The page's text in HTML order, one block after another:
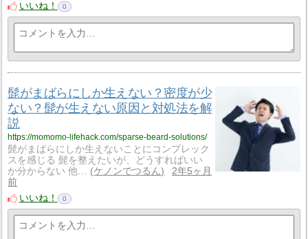
いいね！
0
髭がまばらにしか生えない？密度が少
ない？髭が生えない原因と対処法を解
説
https://momomo-lifehack.com/sparse-beard-solutions/
髭がまばらにしか生えないことにコンプレック
スを感じる 髭を整えたいが、どうすればいい
か分からない 他…
ケノンでつるん
2年5ヶ月
前
いいね！
0